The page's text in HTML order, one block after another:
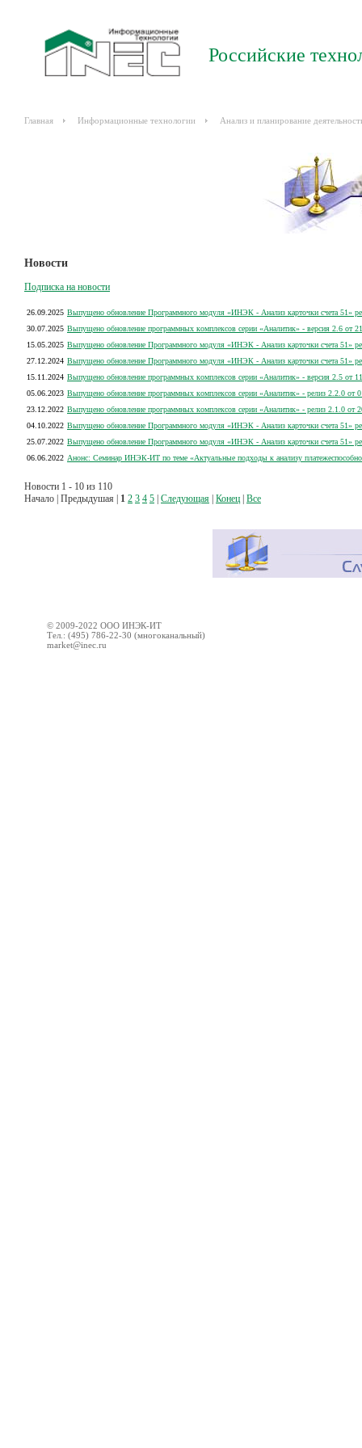
Российские
Главная Информационные технологии Анализ и планирование
Новости
Подписка на новости
26.09.2025 Выпущено обновление Программного модуля «ИНЭК - Анализ карточки счета 51»
30.07.2025 Выпущено обновление программных комплексов серии «Аналитик» - версия 2.6 от
15.05.2025 Выпущено обновление Программного модуля «ИНЭК - Анализ карточки счета 51»
27.12.2024 Выпущено обновление Программного модуля «ИНЭК - Анализ карточки счета 51»
15.11.2024 Выпущено обновление программных комплексов серии «Аналитик» - версия 2.5 от
05.06.2023 Выпущено обновление программных комплексов серии «Аналитик» - релиз 2.2.0 от
23.12.2022 Выпущено обновление программных комплексов серии «Аналитик» - релиз 2.1.0 от
04.10.2022 Выпущено обновление Программного модуля «ИНЭК - Анализ карточки счета 51»
25.07.2022 Выпущено обновление Программного модуля «ИНЭК - Анализ карточки счета 51»
06.06.2022 Анонс: Семинар ИНЭК-ИТ по теме «Актуальные подходы к анализу
Новости 1 - 10 из 110
Начало | Предыдушая | 1 2 3 4 5 Следующая Конец Все
© 2009-2022 ООО ИНЭК-ИТ
Тел.: (495) 786-22-30 (многоканальный)
market@inec.ru